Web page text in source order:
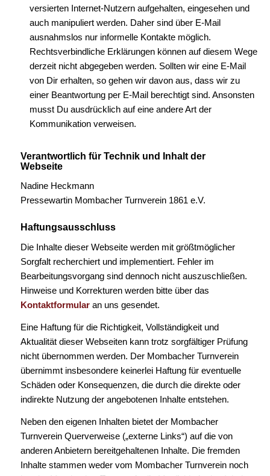
versierten Internet-Nutzern aufgehalten, eingesehen und
auch manipuliert werden. Daher sind über E-Mail
ausnahmslos nur informelle Kontakte möglich.
Rechtsverbindliche Erklärungen können auf diesem Wege
derzeit nicht abgegeben werden. Sollten wir eine E-Mail
von Dir erhalten, so gehen wir davon aus, dass wir zu
einer Beantwortung per E-Mailberechtigt sind. Ansonsten
musst Du ausdrücklich auf eine andere Art der
Kommunikation verweisen.
Verantwortlich für Technik und Inhalt der
Webseite
Nadine Heckmann
Pressewartin Mombacher Turnverein 1861 e.V.
Haftungsausschluss
Die Inhalte dieser Webseite werden mit größtmöglicher
Sorgfalt recherchiert und implementiert. Fehler im
Bearbeitungsvorgang sind dennoch nicht auszuschließen.
Hinweise und Korrekturen werden bitte über das
Kontaktformularan uns gesendet.
Eine Haftung für die Richtigkeit, Vollständigkeit und
Aktualität dieser Webseiten kann trotz sorgfältiger Prüfung
nicht übernommen werden. Der Mombacher Turnverein
übernimmt insbesondere keinerlei Haftung für eventuelle
Schäden oder Konsequenzen, die durch die direkte oder
indirekte Nutzung der angebotenen Inhalte entstehen.
Neben den eigenen Inhalten bietet der Mombacher
Turnverein Querverweise („externe Links“) auf die von
anderen Anbietern bereitgehaltenen Inhalte. Die fremden
Inhalte stammen weder vom Mombacher Turnverein noch